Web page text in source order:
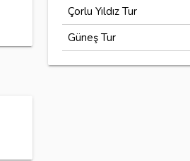
Çorlu Yıldız Tur
Güneş Tur